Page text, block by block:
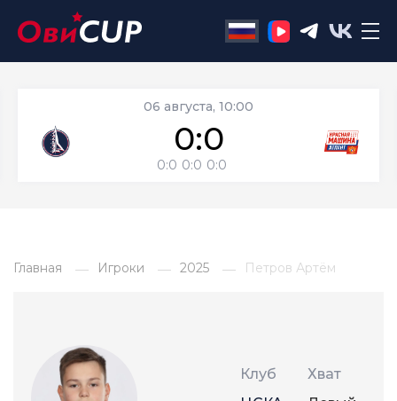
06 августа, 10:00
0:0
0:0 0:0 0:0
Главная Игроки 2025 Петров Артём
Клуб
Хват